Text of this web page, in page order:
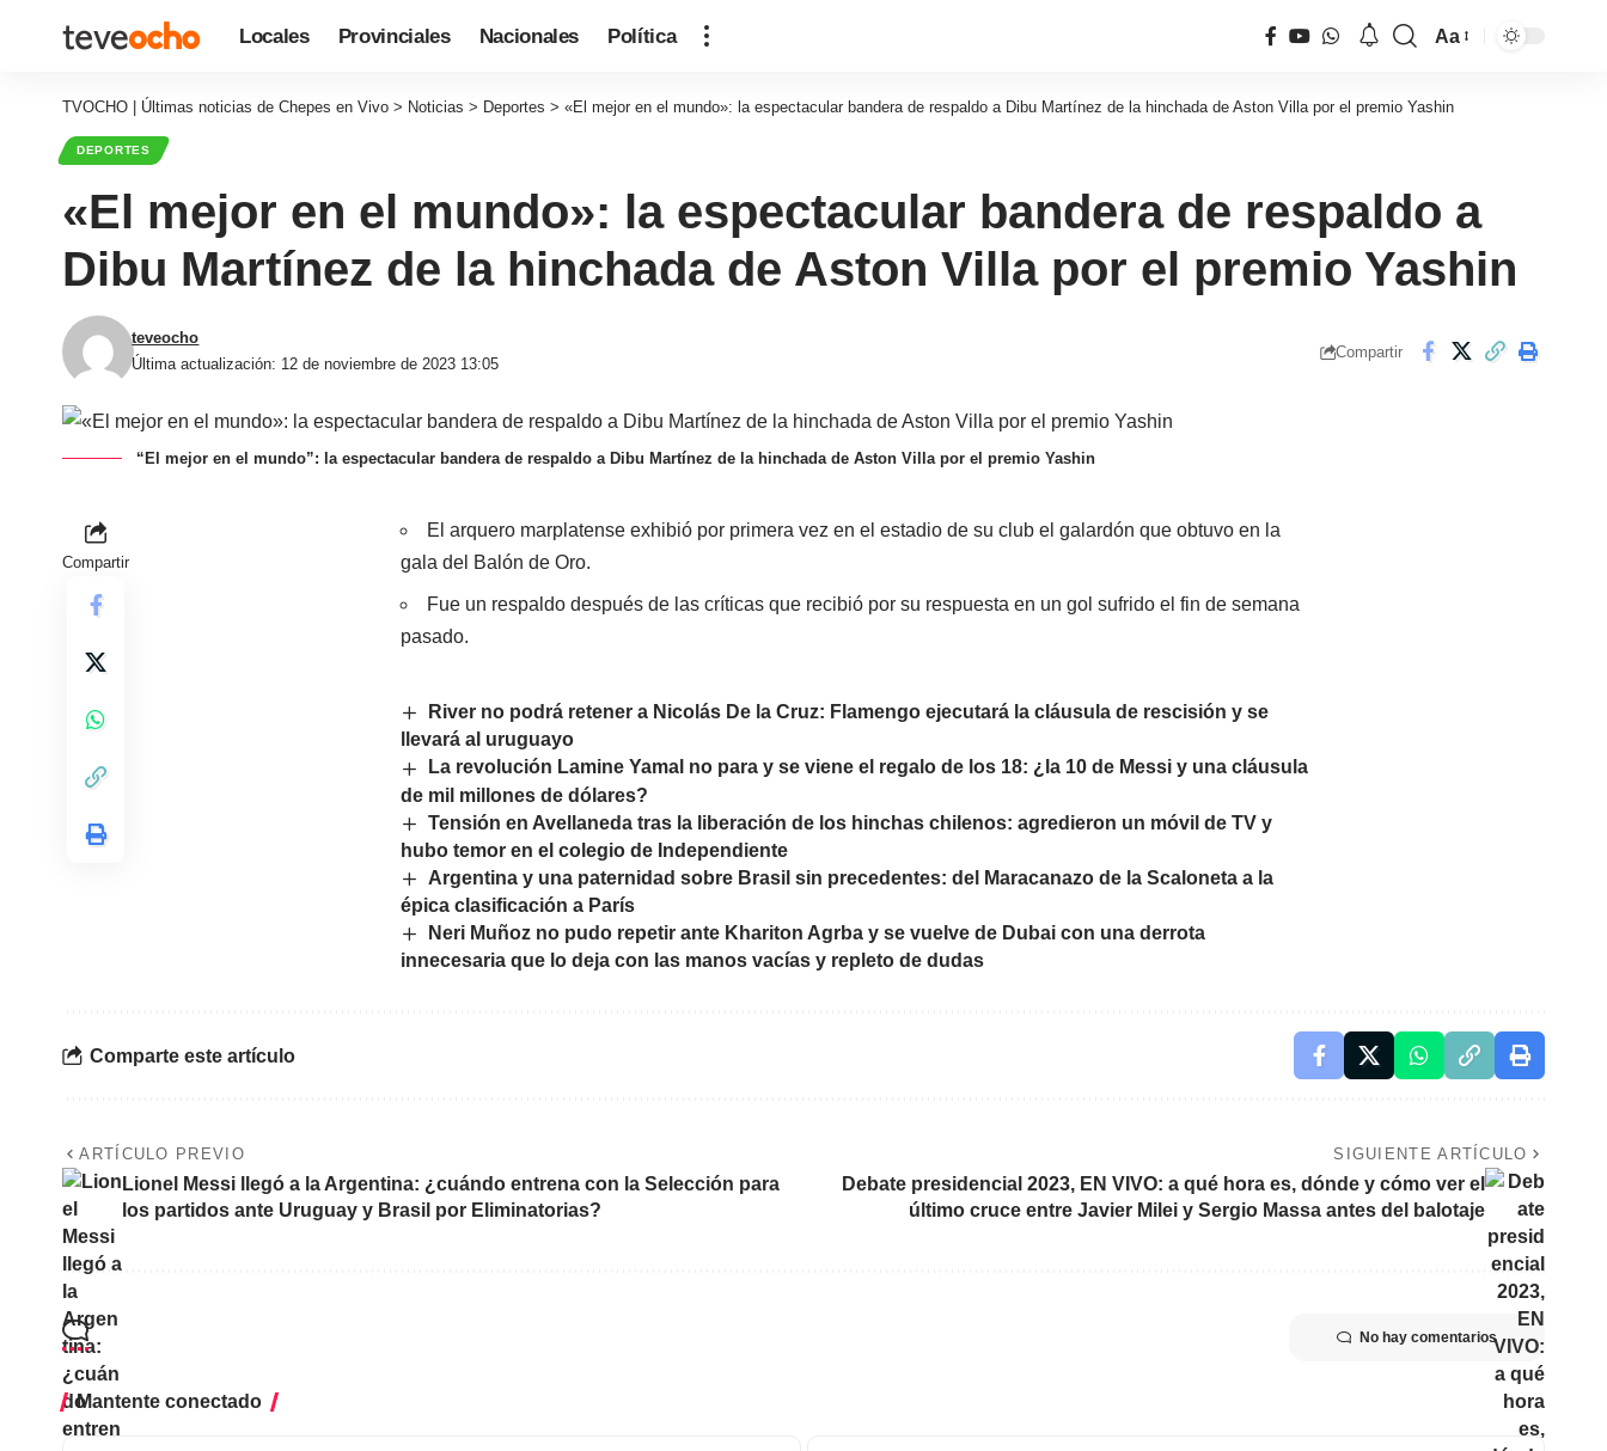
Locales Provinciales Nacionales Política
fuente
Aa
TVOCHO | Últimas noticias de Chepes en Vivo > Noticias > Deportes > «El mejor en el mundo»: la espectacular bandera de respaldo a Dibu Martínez de la hinchada de Aston Villa por el premio Yashin
DEPORTES
«El mejor en el mundo»: la espectacular bandera de respaldo a
Dibu Martínez de la hinchada de Aston Villa por el premio Yashin
Última actualización: 12 de noviembre de 2023 13:05
teveocho
Compartir
“El mejor en el mundo”: la espectacular bandera de respaldo a Dibu Martínez de la hinchada de Aston Villa por el premio Yashin
Compartir
El arquero marplatense exhibió por primera vez en el estadio de su club el galardón que obtuvo en la
gala del Balón de Oro.
Fue un respaldo después de las críticas que recibió por su respuesta en un gol sufrido el fin de semana
pasado.
River no podrá retener a Nicolás De la Cruz: Flamengo ejecutará la cláusula de rescisión y se
llevará al uruguayo
La revolución Lamine Yamal no para y se viene el regalo de los 18: ¿la 10 de Messi y una cláusula
de mil millones de dólares?
Tensión en Avellaneda tras la liberación de los hinchas chilenos: agredieron un móvil de TV y
hubo temor en el colegio de Independiente
Argentina y una paternidad sobre Brasil sin precedentes: del Maracanazo de la Scaloneta a la
épica clasificación a París
Neri Muñoz no pudo repetir ante Khariton Agrba y se vuelve de Dubai con una derrota
innecesaria que lo deja con las manos vacías y repleto de dudas
Comparte este artículo
ARTÍCULO PREVIO
Lionel Messi llegó a la Argentina: ¿cuándo entrena con la Selección para
los partidos ante Uruguay y Brasil por Eliminatorias?
SIGUIENTE ARTÍCULO
Debate presidencial 2023, EN VIVO: a qué hora es, dónde y cómo ver el
último cruce entre Javier Milei y Sergio Massa antes del balotaje
No hay comentarios
Mantente conectado